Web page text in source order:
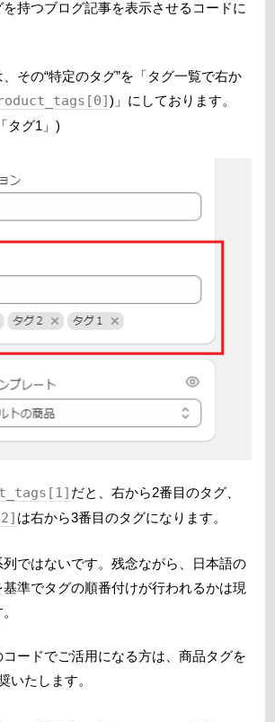
持つブログ記事を表示させるコードに
その“特定のタグ”を「タグ一覧で右か
)」にしております。
タグ1」)
だと、右から2番目のタグ、
は右から3番目のタグになります。
列ではないです。残念ながら、日本語の
準でタグの順番付けが行われるかは現
ードでご活用になる方は、商品タグを
いたします。